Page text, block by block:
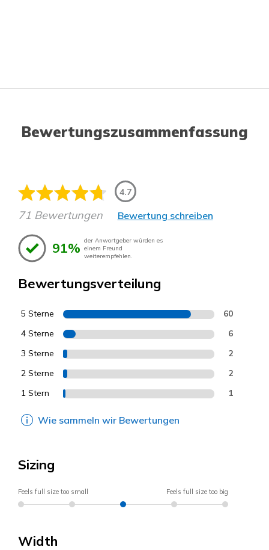
Bewertungszusammenfassung
4.7
71 Bewertungen Bewertung schreiben
91% der Anwortgeber würden es
einem Freund
weiterempfehlen.
Bewertungsverteilung
5 Sterne 60
4 Sterne 6
3 Sterne 2
2 Sterne 2
1 Stern 1
Wie sammeln wir Bewertungen
Sizing
Feels full size too small Feels full size too big
Width